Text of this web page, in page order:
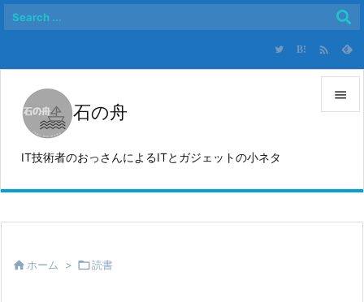
石の舟
IT技術者のおっさんによるITとガジェットの小ネタ

サイド
B! 
 ホーム > 読書